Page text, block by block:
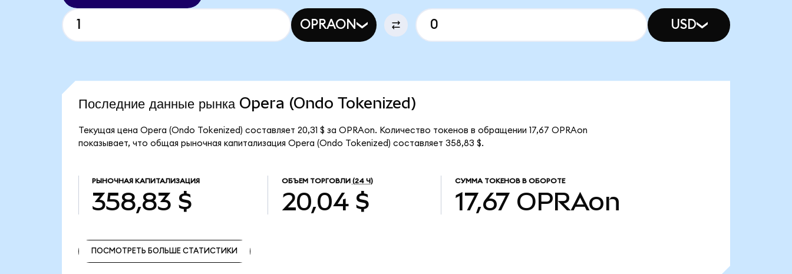
OPRAON USD
Последние данные рынка Opera (Ondo Tokenized)
Текущая цена Opera (Ondo Tokenized) составляет 20,31 $ за OPRAon. Количество токенов в обращении 17,67 OPRAon
показывает, что общая рыночная капитализация Opera (Ondo Tokenized) составляет 358,83 $.
РЫНОЧНАЯ КАПИТАЛИЗАЦИЯ
358,83 $
ОБЪЕМ ТОРГОВЛИ (24 Ч)
20,04 $
СУММА ТОКЕНОВ В ОБОРОТЕ
17,67 OPRAon
ПОСМОТРЕТЬ БОЛЬШЕ СТАТИСТИКИ